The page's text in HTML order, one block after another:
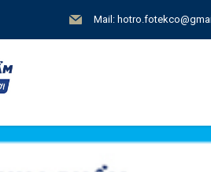
Mail: